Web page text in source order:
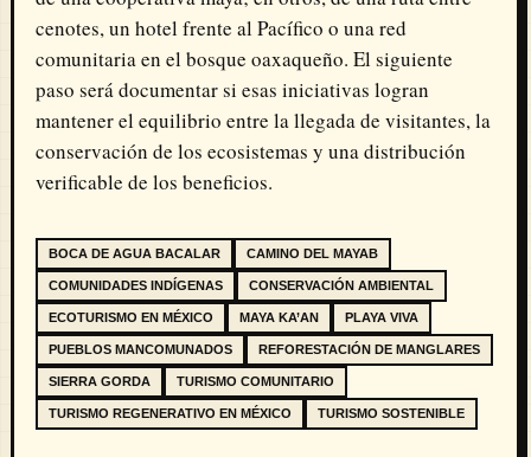
cenotes, un hotel frente al Pacífico o una red
comunitaria en el bosque oaxaqueño. El siguiente
paso será documentar si esas iniciativas logran
mantener el equilibrio entre la llegada de visitantes, la
conservación de los ecosistemas y una distribución
verificable de los beneficios.
BOCA DE AGUA BACALAR CAMINO DEL MAYAB
COMUNIDADES INDÍGENAS CONSERVACIÓN AMBIENTAL
ECOTURISMO EN MÉXICO MAYA KA’AN PLAYA VIVA
PUEBLOS MANCOMUNADOS REFORESTACIÓN DE MANGLARES
SIERRA GORDA TURISMO COMUNITARIO
TURISMO REGENERATIVO EN MÉXICO TURISMO SOSTENIBLE